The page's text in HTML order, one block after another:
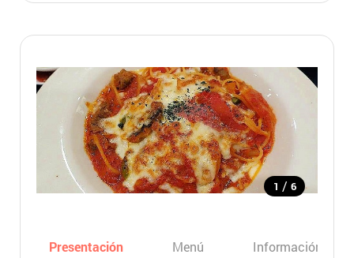
1 / 6
Presentación Menú Información